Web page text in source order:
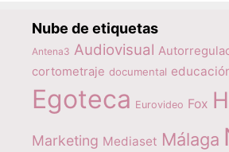
Nube de etiquetas
Antena3 Audiovisual
cortometraje documental
Egoteca Eurovideo Fox
Marketing Mediaset Málaga